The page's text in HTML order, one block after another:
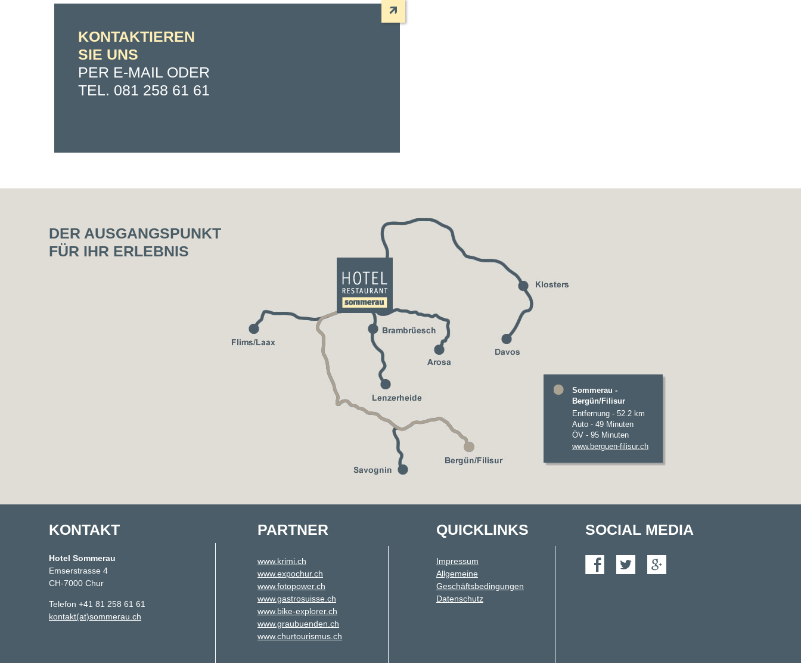
KONTAKTIEREN
SIE UNS
PER E-MAIL ODER
TEL. 081 258 61 61
DER AUSGANGSPUNKT
FÜR IHR ERLEBNIS
Sommerau -
Bergün/Filisur
Entfernung - 52.2 km
Auto - 49 Minuten
ÖV - 95 Minuten
www.berguen-filisur.ch
KONTAKT
Hotel Sommerau
Emserstrasse 4
CH-7000 Chur
Telefon +41 81 258 61 61
kontakt(at)sommerau.ch
PARTNER
www.krimi.ch
www.expochur.ch
www.fotopower.ch
www.gastrosuisse.ch
www.bike-explorer.ch
www.graubuenden.ch
www.churtourismus.ch
QUICKLINKS
Impressum
Allgemeine
Geschäftsbedingungen
Datenschutz
SOCIAL MEDIA